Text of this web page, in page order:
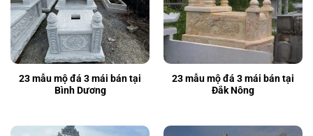
23 mẫu mộ đá 3 mái bán tại
Bình Dương
23 mẫu mộ đá 3 mái bán tại
Đắk Nông